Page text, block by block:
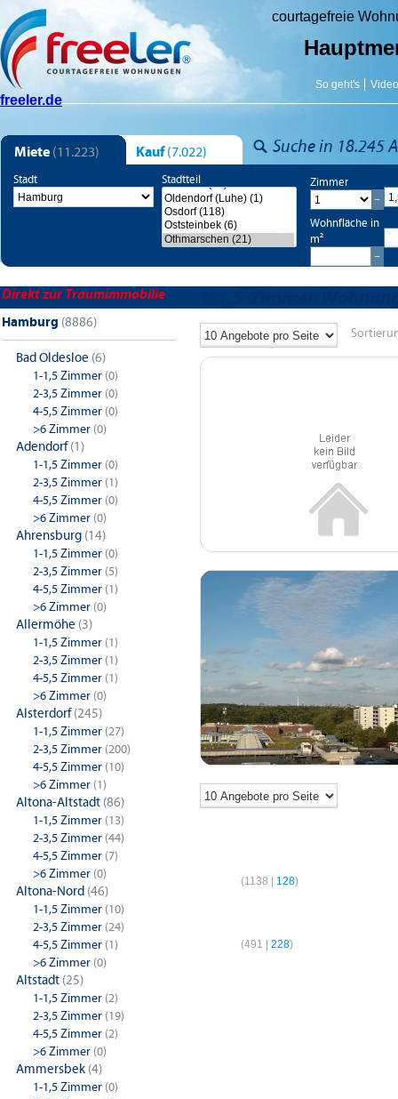
courtagefreie
Video
So geht's
freeler.de
Suche in 18.245
Miete (11.223) Kauf (7.022)
Stadt Stadtteil
Wohnfläche in
m²
Zimmer
Direkt zur Traumimmobilie
Hamburg (8886)
Bad Oldesloe (6)
1-1,5 Zimmer (0)
2-3,5 Zimmer (0)
4-5,5 Zimmer (0)
>6 Zimmer (0)
Adendorf(1)
1-1,5 Zimmer (0)
2-3,5 Zimmer (1)
4-5,5 Zimmer (0)
>6 Zimmer (0)
Ahrensburg (14)
1-1,5 Zimmer (0)
2-3,5 Zimmer (5)
4-5,5 Zimmer (1)
>6 Zimmer (0)
Allermöhe (3)
1-1,5 Zimmer (1)
2-3,5 Zimmer (1)
4-5,5 Zimmer (1)
>6 Zimmer (0)
Alsterdorf(245)
1-1,5 Zimmer (27)
2-3,5 Zimmer (200)
4-5,5 Zimmer (10)
>6 Zimmer (1)
Altona-Altstadt (86)
1-1,5 Zimmer (13)
2-3,5 Zimmer (44)
4-5,5 Zimmer (7)
>6 Zimmer (0)
Altona-Nord (46)
1-1,5 Zimmer (10)
2-3,5 Zimmer (24)
4-5,5 Zimmer (1)
>6 Zimmer (0)
Altstadt (25)
1-1,5 Zimmer (2)
2-3,5 Zimmer (19)
4-5,5 Zimmer (2)
>6 Zimmer (0)
Ammersbek (4)
1-1,5 Zimmer (0)
(1138 128)
(491 228)